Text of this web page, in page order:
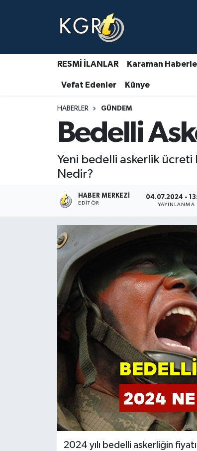
RESMİ İLANLAR Karaman
Vefat Edenler Künye
HABERLER GÜNDEM
Bedelli
Yeni bedelli askerlik
Nedir?
HABER MERKEZI
EDITÖR
04.07.2024 -
YAYINLANMA
2024 yılı bedelli askerliğin
Karaman Haberleri
Gündem Haberleri
Güncel Haberler
Asayiş Haberleri
Ulusal Haberler